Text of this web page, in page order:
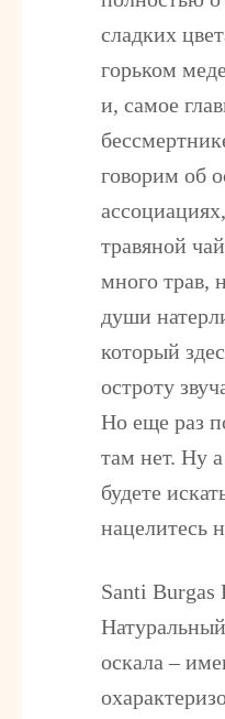
сладких
горьком
и, самое
говорим об
травяной
много трав,
души
который
остроту
Но еще раз
там нет. Ну
будете
нацелитесь
Santi
оскала –